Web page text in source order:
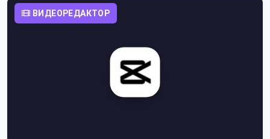
ВИДЕОРЕДАКТОР